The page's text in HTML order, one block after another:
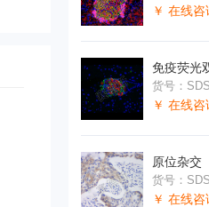
￥ 在线咨
货号：
￥ 在线咨
原位杂交
货号：
￥ 在线咨